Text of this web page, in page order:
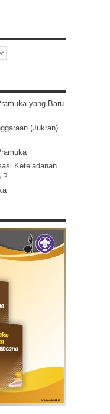
yang Baru
(Jukran)
Keteladanan
?